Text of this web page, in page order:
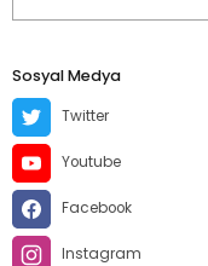
Sosyal Medya
Twitter
Youtube
Facebook
Instagram